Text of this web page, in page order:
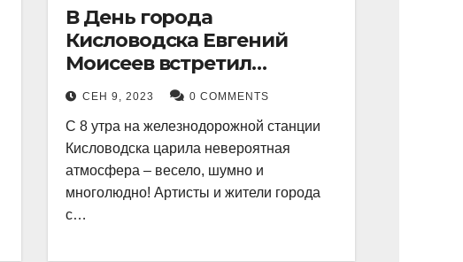
В День города
Кисловодска Евгений
Моисеев встретил
прибывший поезд с
туристами.
СЕН 9, 2023 0 COMMENTS
С 8 утра на железнодорожной станции
Кисловодска царила невероятная
атмосфера – весело, шумно и
многолюдно! Артисты и жители города
с…